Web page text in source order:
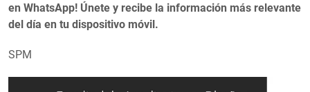
en WhatsApp! Únete y recibe la información más relevante
del día en tu dispositivo móvil.
SPM